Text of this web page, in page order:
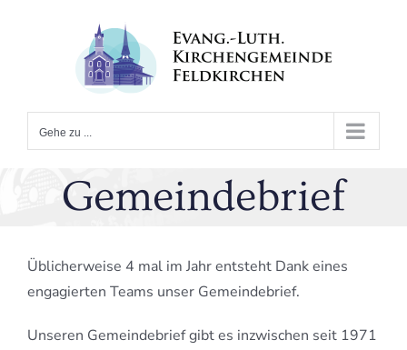
Gehe zu ...
Gemeindebrief
Üblicherweise 4 mal im Jahr entsteht Dank eines
engagierten Teams unser Gemeindebrief.
Unseren Gemeindebrief gibt es inzwischen seit 1971